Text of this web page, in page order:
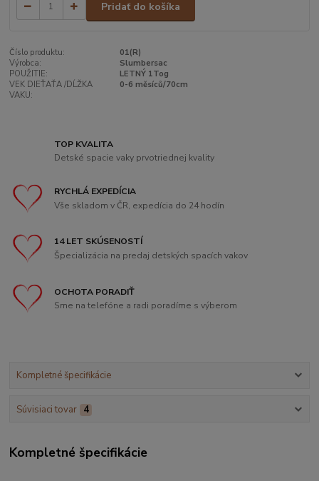
Pridať do košíka
Číslo produktu:
01(R)
Výrobca:
Slumbersac
POUŽITIE:
LETNÝ 1Tog
VEK DIEŤAŤA /DĹŽKA
VAKU:
0-6 měsíců/70cm
TOP KVALITA
Detské spacie vaky prvotriednej kvality
RYCHLÁ EXPEDÍCIA
Vše skladom v ČR, expedícia do 24 hodín
14 LET SKÚSENOSTÍ
Špecializácia na predaj detských spacích vakov
OCHOTA PORADIŤ
Sme na telefóne a radi poradíme s výberom
Kompletné špecifikácie
Súvisiaci tovar 4
Kompletné špecifikácie